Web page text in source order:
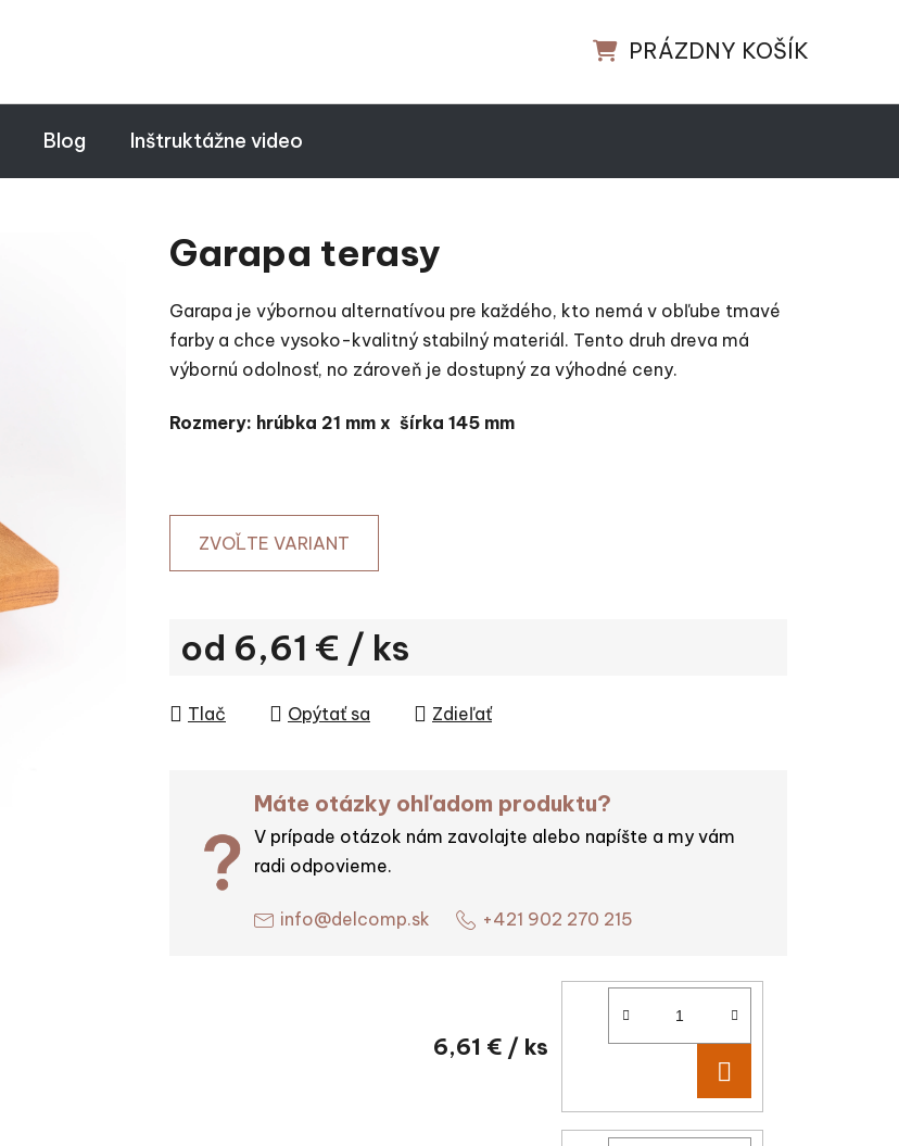
PRÁZDNY KOŠÍK
Blog Inštruktážne video
Garapa terasy
Garapa je výbornou alternatívou pre každého, kto nemá v obľube tmavé
farby a chce vysoko-kvalitný stabilný materiál. Tento druh dreva má
výbornú odolnosť, no zároveň je dostupný za výhodné ceny.
Rozmery: hrúbka 21 mm x šírka 145 mm
ZVOĽTE VARIANT
od 6,61 € / ks
Tlač
Opýtať sa Zdieľať
Máte otázky ohľadom produktu?
V prípade otázok nám zavolajte alebo napíšte a my vám
radi odpovieme.
info@delcomp.sk +421 902 270 215
6,61 € / ks